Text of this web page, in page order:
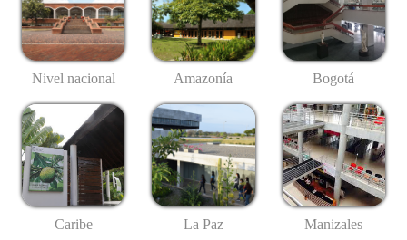
Nivel nacional Amazonía Bogotá
Caribe La Paz Manizales